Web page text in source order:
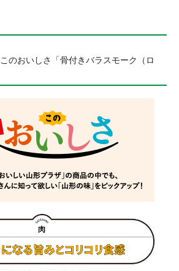
のおいしさ「骨付きバラスモーク（ロ